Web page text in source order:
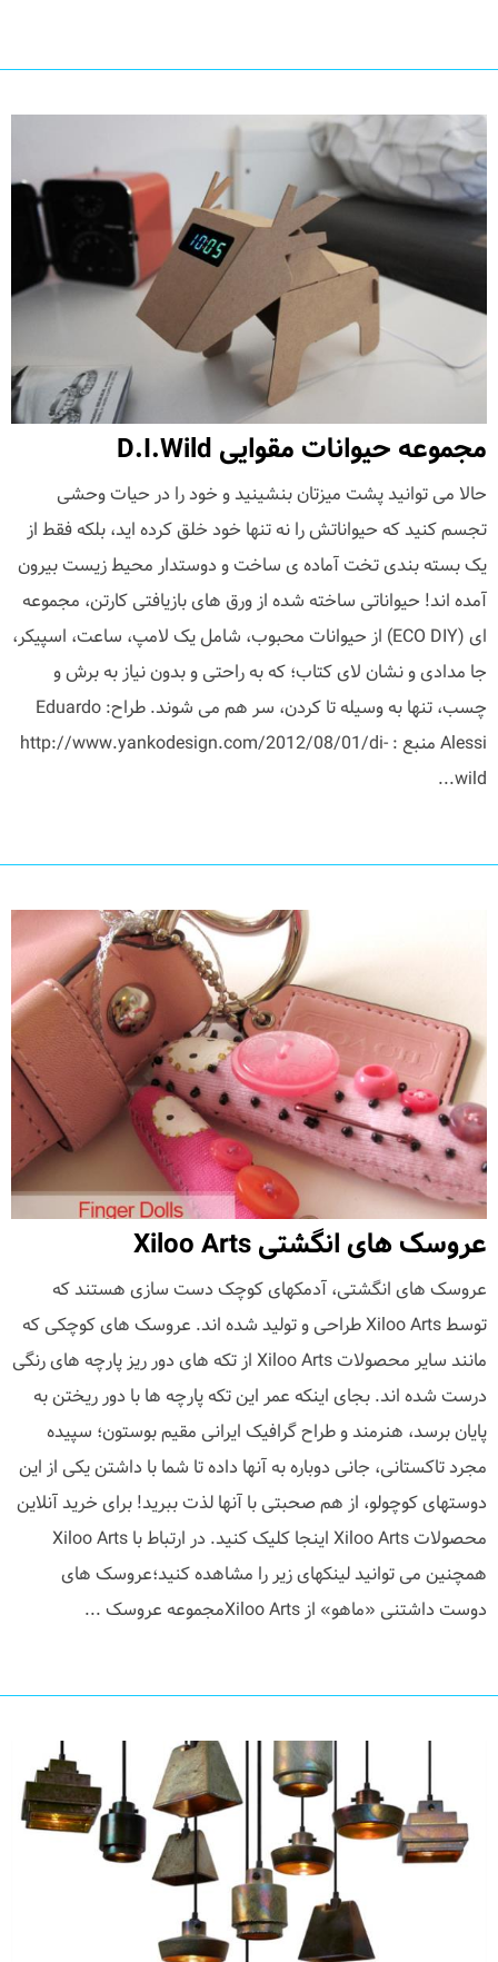
مجموعه حیوانات مقوایی D.I.Wild
حالا می توانید پشت میزتان بنشینید و خود را در حیات وحشی
تجسم کنید که حیواناتش را نه تنها خود خلق کرده اید، بلکه فقط از
یک بسته بندی تخت آماده ی ساخت و دوستدار محیط زیست بیرون
آمده اند! حیواناتی ساخته شده از ورق های بازیافتی کارتن، مجموعه
ای (ECO DIY) از حیوانات محبوب، شامل یک لامپ، ساعت، اسپیکر،
جا مدادی و نشان لای کتاب؛ که به راحتی و بدون نیاز به برش و
چسب، تنها به وسیله تا کردن، سر هم می شوند. طراح: Eduardo
Alessi منبع : http://www.yankodesign.com/2012/08/01/di-
wild...
عروسک های انگشتی Xiloo Arts
عروسک های انگشتی، آدمکهای کوچک دست سازی هستند که
توسط Xiloo Arts طراحی و تولید شده اند. عروسک های کوچکی که
مانند سایر محصولات Xiloo Arts از تکه های دور ریز پارچه های رنگی
درست شده اند. بجای اینکه عمر این تکه پارچه ها با دور ریختن به
پایان برسد، هنرمند و طراح گرافیک ایرانی مقیم بوستون؛ سپیده
مجرد تاکستانی، جانی دوباره به آنها داده تا شما با داشتن یکی از این
دوستهای کوچولو، از هم صحبتی با آنها لذت ببرید! برای خرید آنلاین
محصولات Xiloo Arts اینجا کلیک کنید. در ارتباط با Xiloo Arts
همچنین می توانید لینکهای زیر را مشاهده کنید؛عروسک های
دوست داشتنی «ماهو» از Xiloo Artsمجموعه عروسک ...